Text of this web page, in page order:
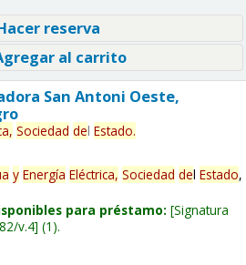
reserva
al carrito
San Antoni Oeste,
Sociedad del Estado.
y Energía Eléctrica, Sociedad del Estado,
para préstamo: Signatura
v.4 (1).